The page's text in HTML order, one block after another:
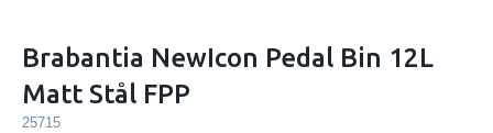
Brabantia NewIcon Pedal Bin 12L
Matt Stål FPP
25715